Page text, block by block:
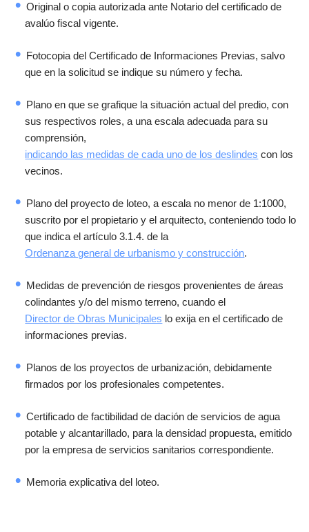
Original o copia autorizada ante Notario del certificado de
avalúo fiscal vigente.
Fotocopia del Certificado de Informaciones Previas, salvo
que en la solicitud se indique su número y fecha.
Plano en que se grafique la situación actual del predio, con
sus respectivos roles, a una escala adecuada para su
comprensión,
indicando las medidas de cada uno de los deslindes con los
vecinos.
Plano del proyecto de loteo, a escala no menor de 1:1000,
suscrito por el propietario y el arquitecto, conteniendo todo lo
que indica el artículo 3.1.4. de la
Ordenanza general de urbanismo y construcción.
Medidas de prevención de riesgos provenientes de áreas
colindantes y/o del mismo terreno, cuando el
Director de Obras Municipales lo exija en el certificado de
informaciones previas.
Planos de los proyectos de urbanización, debidamente
firmados por los profesionales competentes.
Certificado de factibilidad de dación de servicios de agua
potable y alcantarillado, para la densidad propuesta, emitido
por la empresa de servicios sanitarios correspondiente.
Memoria explicativa del loteo.